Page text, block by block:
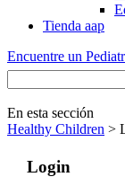
Tienda aap
Encuentre un
En esta sección
Healthy Children >
Login